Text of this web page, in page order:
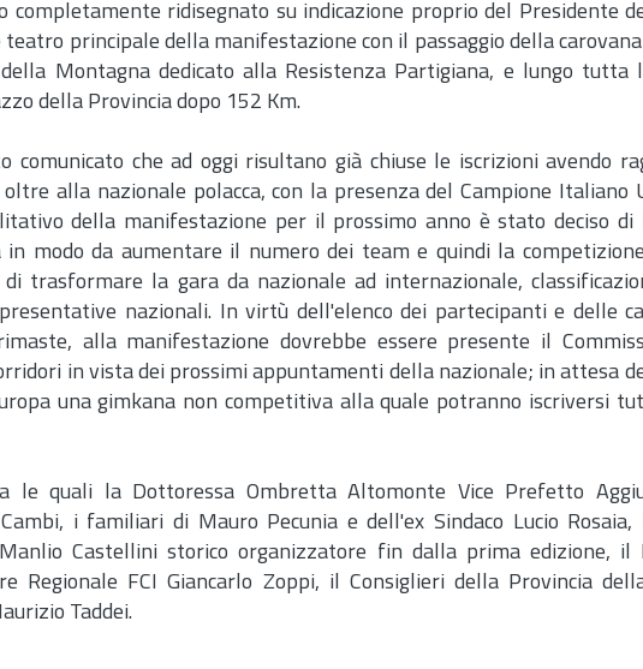
ridisegnato su indicazione proprio del Presidente
principale della manifestazione con il passaggio della carovana
Montagna dedicato alla Resistenza Partigiana, e lungo tutta
della Provincia dopo 152 Km.
che ad oggi risultano già chiuse le iscrizioni avendo
alla nazionale polacca, con la presenza del Campione Italiano
della manifestazione per il prossimo anno è stato deciso
modo da aumentare il numero dei team e quindi la
trasformare la gara da nazionale ad internazionale,
nazionali. In virtù dell'elenco dei partecipanti e delle
alla manifestazione dovrebbe essere presente il
in vista dei prossimi appuntamenti della nazionale; in attesa
una gimkana non competitiva alla quale potranno iscriversi
le quali la Dottoressa Ombretta Altomonte Vice Prefetto
i familiari di Mauro Pecunia e dell'ex Sindaco Lucio
Castellini storico organizzatore fin dalla prima edizione, il
Regionale FCI Giancarlo Zoppi, il Consiglieri della Provincia
Taddei.